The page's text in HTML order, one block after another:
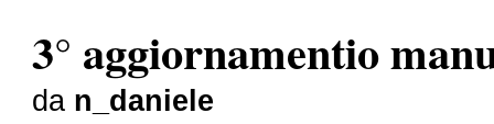
3° aggiornamentio
da n_daniele